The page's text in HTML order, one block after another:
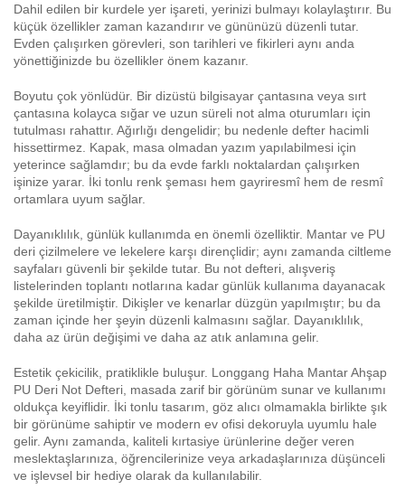
Dahil edilen bir kurdele yer işareti, yerinizi bulmayı kolaylaştırır. Bu
küçük özellikler zaman kazandırır ve gününüzü düzenli tutar.
Evden çalışırken görevleri, son tarihleri ve fikirleri aynı anda
yönettiğinizde bu özellikler önem kazanır.
Boyutu çok yönlüdür. Bir dizüstü bilgisayar çantasına veya sırt
çantasına kolayca sığar ve uzun süreli not alma oturumları için
tutulması rahattır. Ağırlığı dengelidir; bu nedenle defter hacimli
hissettirmez. Kapak, masa olmadan yazım yapılabilmesi için
yeterince sağlamdır; bu da evde farklı noktalardan çalışırken
işinize yarar. İki tonlu renk şeması hem gayriresmî hem de resmî
ortamlara uyum sağlar.
Dayanıklılık, günlük kullanımda en önemli özelliktir. Mantar ve PU
deri çizilmelere ve lekelere karşı dirençlidir; aynı zamanda ciltleme
sayfaları güvenli bir şekilde tutar. Bu not defteri, alışveriş
listelerinden toplantı notlarına kadar günlük kullanıma dayanacak
şekilde üretilmiştir. Dikişler ve kenarlar düzgün yapılmıştır; bu da
zaman içinde her şeyin düzenli kalmasını sağlar. Dayanıklılık,
daha az ürün değişimi ve daha az atık anlamına gelir.
Estetik çekicilik, pratiklikle buluşur. Longgang Haha Mantar Ahşap
PU Deri Not Defteri, masada zarif bir görünüm sunar ve kullanımı
oldukça keyiflidir. İki tonlu tasarım, göz alıcı olmamakla birlikte şık
bir görünüme sahiptir ve modern ev ofisi dekoruyla uyumlu hale
gelir. Aynı zamanda, kaliteli kırtasiye ürünlerine değer veren
meslektaşlarınıza, öğrencilerinize veya arkadaşlarınıza düşünceli
ve işlevsel bir hediye olarak da kullanılabilir.